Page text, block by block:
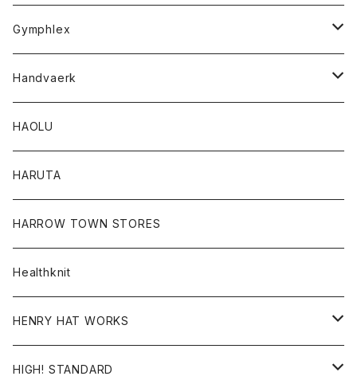
Tシャツ
Gymphlex
アウター
カーディガン
コート
トップス
シャツ
スウェット
レディース
カーディガン
コート
ボトム
パンツ
Handvaerk
トップス
Tシャツ
ロンTEE
HAOLU
HARUTA
HARROW TOWN STORES
Healthknit
HENRY HAT WORKS
帽子
HIGH! STANDARD